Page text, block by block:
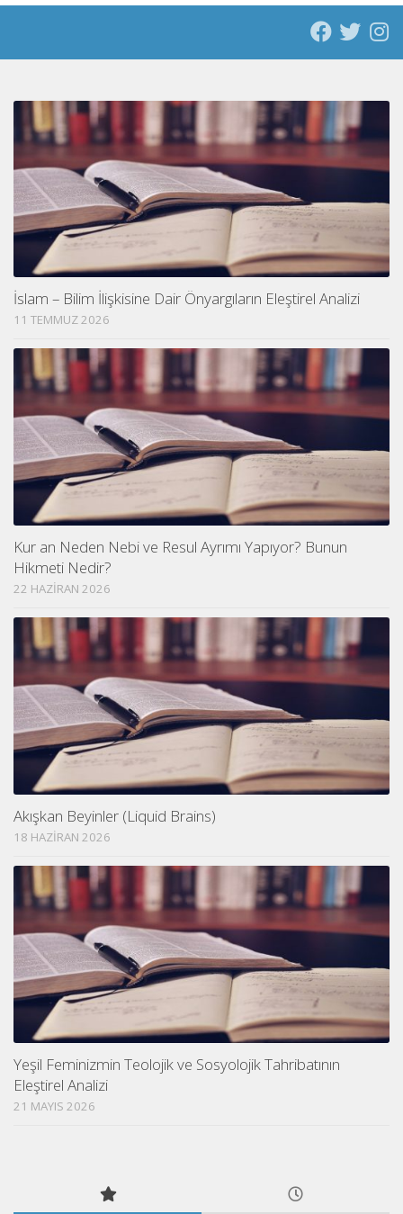
İslam – Bilim İlişkisine Dair Önyargıların Eleştirel Analizi
11 TEMMUZ 2026
Kur an Neden Nebi ve Resul Ayrımı Yapıyor? Bunun
Hikmeti Nedir?
22 HAZIRAN 2026
Akışkan Beyinler (Liquid Brains)
18 HAZIRAN 2026
Yeşil Feminizmin Teolojik ve Sosyolojik Tahribatının
Eleştirel Analizi
21 MAYIS 2026